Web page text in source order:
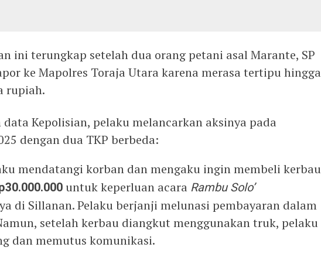
ini terungkap setelah dua orang petani asal Marante, SP
ke Mapolres Toraja Utara karena merasa tertipu hingga
rupiah.
data Kepolisian, pelaku melancarkan aksinya pada
dengan dua TKP berbeda:
mendatangi korban dan mengaku ingin membeli kerbau
untuk keperluan acara Rambu Solo’
di Sillanan. Pelaku berjanji melunasi pembayaran dalam
setelah kerbau diangkut menggunakan truk, pelaku
dan memutus komunikasi.